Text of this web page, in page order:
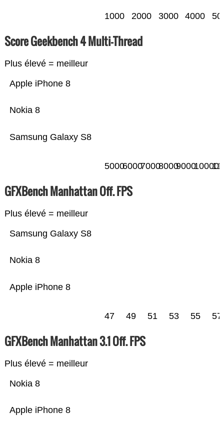
1000 2000 3000 4000
Score Geekbench 4 Multi-Thread
Plus élevé = meilleur
Samsung Galaxy S8
Nokia 8
Apple iPhone 8
5000600070008000900010000
GFXBench Manhattan Off. FPS
Plus élevé = meilleur
Apple iPhone 8
Nokia 8
Samsung Galaxy S8
47 49 51 53 55 57
GFXBench Manhattan 3.1 Off. FPS
Plus élevé = meilleur
Apple iPhone 8
Nokia 8